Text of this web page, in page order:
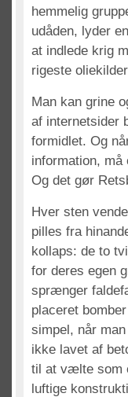
hemmelig
udåden, lyder
at indlede krig
rigeste
Man kan grine
af internetsider
formidlet. Og
information,
Og det gør
Hver sten
pilles fra
kollaps: de to
for deres egen
sprænger
placeret
simpel, når
ikke lavet af
til at vælte som
luftige